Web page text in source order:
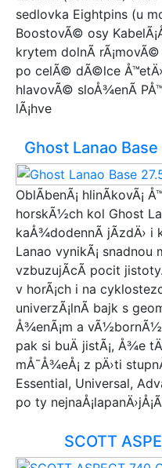
Fly Bikes
Le Grand
Bergamont
BBF
Basso
HaiBike
Orbea
Wethepeople
Brompton
Liberty
Stuf
Frog
Raymon
Alpina
TRIBAN
Kolsport
Early Rider
ROCKRIDER
Mongoose
Felt
Schwinn
Reactor
Rocky Mountain
Focus
sedlovka Eightpins (u
BoostovÃ© osy
krytem dolnÃ­
po celÃ© dÃ©lce
hlavovÃ© sloÅ¾enÃ­
lÃ¡hve
Ghost Lanao
OblÃ­benÃ¡ hlinÃ­kovÃ¡
horskÃ½ch kol Ghost
kaÅ¾dodennÃ­ jÃ­zdÄ› i
Lanao vynikÃ¡
vzbuzujÃ­cÃ­ pocit jistoty.
v horÃ¡ch i na
univerzÃ¡lnÃ­ bajk s
Å¾enÃ¡m a
pak si buÄ jistÃ¡, Å¾e
mÅ¯Å¾eÅ¡ z pÄ›ti
Essential, Universal,
po ty
SCOTT